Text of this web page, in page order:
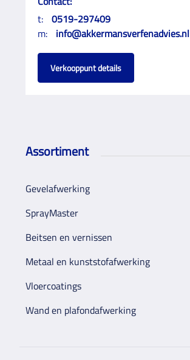
t: 0519-297409
m:
info@akkermansverfenadvies.nl
Verkooppunt details
Assortiment
Gevelafwerking
SprayMaster
Beitsen en vernissen
Metaal en kunststofafwerking
Vloercoatings
Wand en plafondafwerking